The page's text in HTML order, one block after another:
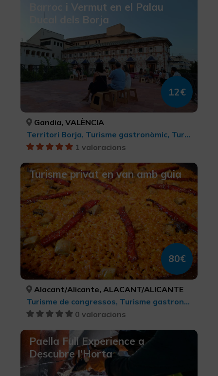
Barroc i Vermut en el Palau
Ducal dels Borja
12€
Gandia, VALÈNCIA
Territori Borja, Turisme gastronòmic, Turisme cultural
1 valoracions
Turisme privat en van amb guia
80€
Alacant/Alicante, ALACANT/ALICANTE
Turisme de congressos, Turisme gastronòmic, Turisme d'oci i diversió, Turisme rural i natural, Ciutats, Senderisme, Busseig, Turisme cultural, Turisme musical, Activitats nàutiques, Turisme actiu-aventura
0 valoracions
Paella Full Experience a
Descubre l’Horta